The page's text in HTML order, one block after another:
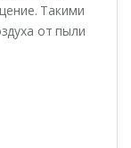
Такими
от пыли